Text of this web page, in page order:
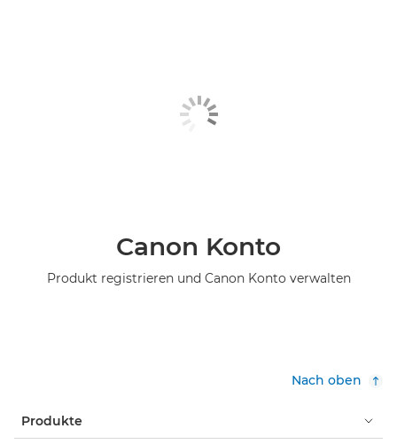
Canon Konto
Produkt registrieren und Canon Konto verwalten
Nach oben
Produkte